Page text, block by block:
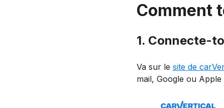
Comment
1. Connecte-
Va sur le site de
mail, Google ou Apple